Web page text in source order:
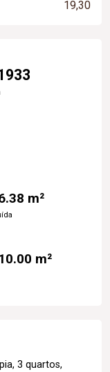
19,30
m²
m²
3 quartos,